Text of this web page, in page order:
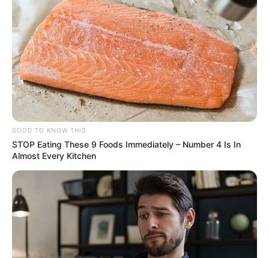
33 0
CƏMİYYƏT
Bakıda 3 istiqamətdəTIXAC VAR
GOOD TO KNOW THIS
STOP Eating These 9 Foods Immediately – Number 4 Is In
Almost Every Kitchen